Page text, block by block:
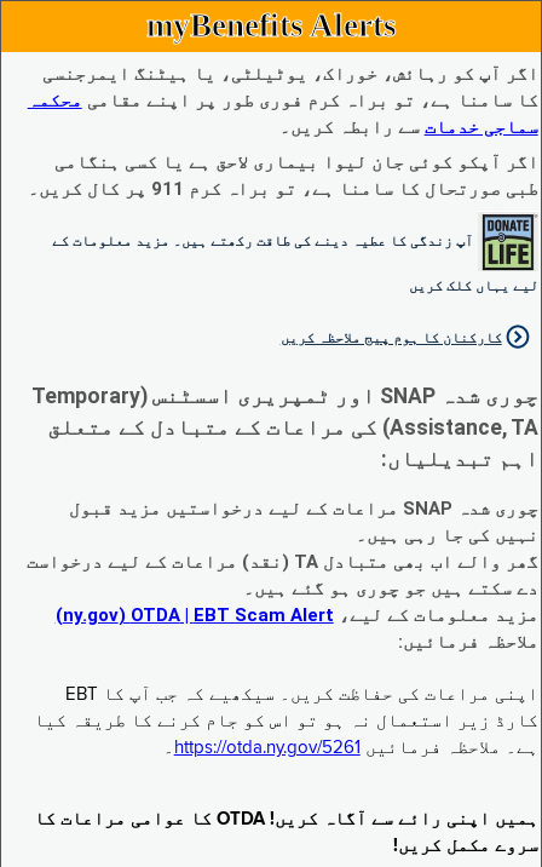
myBenefits Alerts
اگر آپ کو رہائش، خوراک، یوٹیلٹی، یا ہیٹنگ ایمرجنسی
کا سامنا ہے، تو براہ کرم فوری طور پر اپنے مقامی محکمہ
سماجی خدمات سے رابطہ کریں۔
اگر آپکو کوئی جان لیوا بیماری لاحق ہے یا کسی ہنگامی
طبی صورتحال کا سامنا ہے، تو براہ کرم 911 پر کال کریں۔
آپ زندگی کا عطیہ دینے کی طاقت رکھتے ہیں۔ مزید معلومات کے
لیے یہاں کلک کریں
کارکنان کا ہوم پیج ملاحظہ کریں
چوری شدہ SNAP اور ٹمپریری اسسٹنس (Temporary
Assistance, TA) کی مراعات کے متبادل کے متعلق
اہم تبدیلیاں:
چوری شدہ SNAP مراعات کے لیے درخواستیں مزید قبول
نہیں کی جا رہی ہیں۔
گھر والے اب بھی متبادل TA (نقد) مراعات کے لیے درخواست
دے سکتے ہیں جو چوری ہو گئے ہیں۔
مزید معلومات کے لیے، EBT Scam Alert ‏| OTDA ‏(ny.gov)
ملاحظہ فرمائیں:
اپنی مراعات کی حفاظت کریں۔ سیکھیے کہ جب آپ کا EBT
کارڈ زیر استعمال نہ ہو تو اس کو جام کرنے کا طریقہ کیا
ہے۔ ملاحظہ فرمائیں https://otda.ny.gov/5261 ۔
ہمیں اپنی رائے سے آگاہ کریں! OTDA کا عوامی مراعات کا
سروے مکمل کریں!